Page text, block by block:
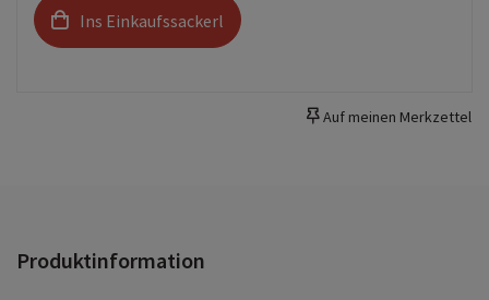
Ins Einkaufssackerl
Auf meinen Merkzettel
Produktinformation